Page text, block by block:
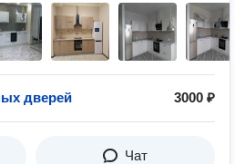
дверей 3000 ₽
Чат